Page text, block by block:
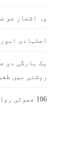
وہ اشعار جو
اجتہادی
یک بارگی دی
روشنی میں
106 جھوٹی روایتیں